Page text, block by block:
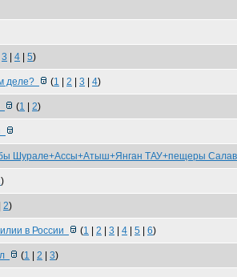
3 4 5)
деле? (1 2 3 4)
(1 2)
Шурале+Ассы+Атыш+Янган ТАУ+пещеры Салав
)
2)
в России (1 2 3 4 5 6)
(1 2 3)